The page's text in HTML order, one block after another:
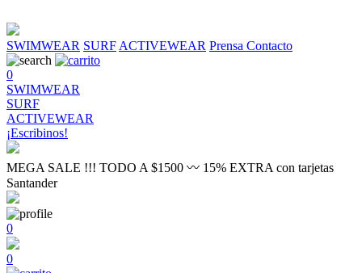
SWIMWEAR SURF ACTIVEWEAR Prensa Contacto
0
SWIMWEAR
SURF
ACTIVEWEAR
¡Escribinos!
MEGA SALE !!! TODO A $1500 〰 15% EXTRA con tarjetas
Santander
0
0